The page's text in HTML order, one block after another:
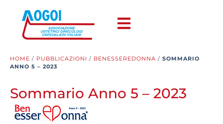
HOME / PUBBLICAZIONI / BENESSEREDONNA / SOMMARIO
ANNO 5 – 2023
Sommario Anno 5 – 2023